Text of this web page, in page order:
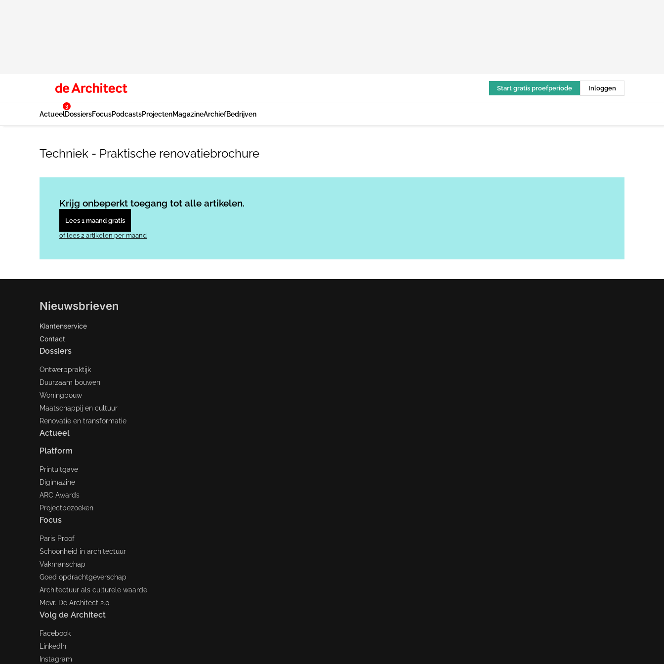
Start gratis proefperiode Inloggen
Actueel
3
DossiersFocusPodcastsProjectenMagazineArchiefBedrijven
Techniek - Praktische renovatiebrochure
Krijg onbeperkt toegang tot alle artikelen.
Lees 1 maand gratis
of lees 2 artikelen per maand
Nieuwsbrieven
Klantenservice
Contact
Dossiers
Ontwerppraktijk
Duurzaam bouwen
Woningbouw
Maatschappij en cultuur
Renovatie en transformatie
Actueel
Platform
Printuitgave
Digimazine
ARC Awards
Projectbezoeken
Focus
Paris Proof
Schoonheid in architectuur
Vakmanschap
Goed opdrachtgeverschap
Architectuur als culturele waarde
Mevr. De Architect 2.0
Volg de Architect
Facebook
LinkedIn
Instagram